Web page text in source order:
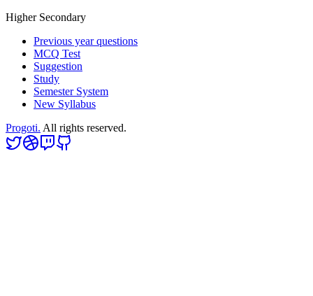
Higher Secondary
Previous year questions
MCQ Test
Suggestion
Study
Semester System
New Syllabus
Progoti. All rights reserved.